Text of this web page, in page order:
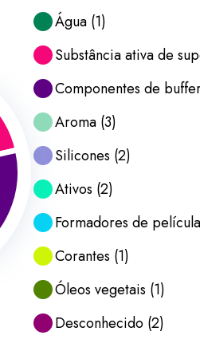
Água(1)
Substância ativa de
Componentes de
Aroma(3)
Silicones (2)
Ativos (2)
Formadores de película
Corantes (1)
Óleos vegetais (1)
Desconhecido(2)